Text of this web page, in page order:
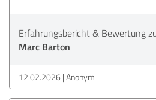
Erfahrungsbericht & Bewertung
Marc Barton
12.02.2026 Anonym